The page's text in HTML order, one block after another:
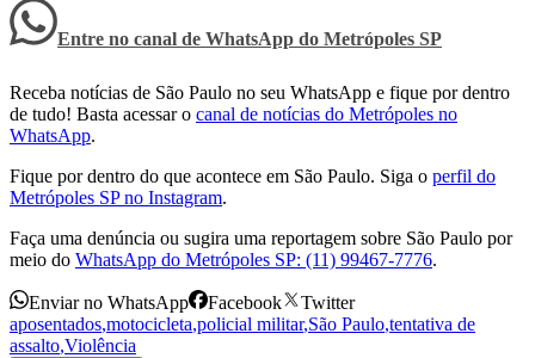
Entre no canal de WhatsApp do Metrópoles SP
Receba notícias de São Paulo no seu WhatsApp e fique por dentro
de tudo! Basta acessar o canal de notícias do Metrópoles no
WhatsApp.
Fique por dentro do que acontece em São Paulo. Siga o perfil do
Metrópoles SP no Instagram.
Faça uma denúncia ou sugira uma reportagem sobre São Paulo por
meio do WhatsApp do Metrópoles SP: (11) 99467-7776.
Enviar no WhatsApp Facebook
Twitter
aposentados,motocicleta,policial militar,São Paulo,tentativa de
assalto,Violência